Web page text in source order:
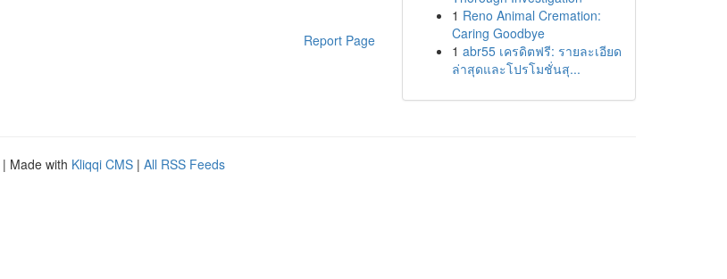
Report Page
1 Reno Animal Cremation:
Caring Goodbye
1 abr55 เครดิตฟรี: รายละเอียด
ล่าสุดและโปรโมชั่นสุ...
| Made with Kliqqi CMS | All RSS Feeds